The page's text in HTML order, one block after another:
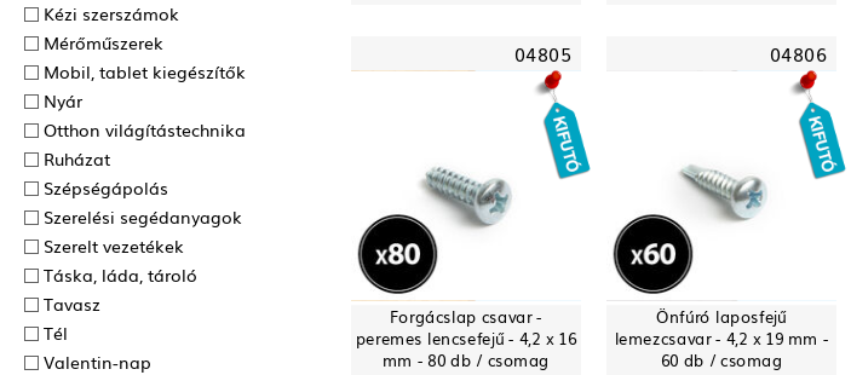
Kézi szerszámok
Mérőműszerek
Mobil, tablet kiegészítők
Nyár
Otthon világítástechnika
Ruházat
Szépségápolás
Szerelési segédanyagok
Szerelt vezetékek
Táska, láda, tároló
Tavasz
Tél
Valentin-nap
04805
Forgácslap csavar -
peremes lencsefejű - 4,2 x 16
mm - 80 db / csomag
04806
Önfúró laposfejű
lemezcsavar - 4,2 x 19 mm -
60 db / csomag